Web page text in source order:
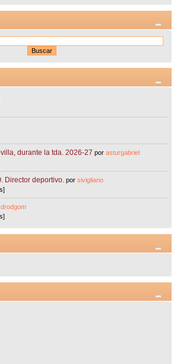
durante la tda. 2026-27 porasturgabriel
Director deportivo. porsivigliano
drodgom